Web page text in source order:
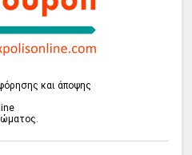
και άποψης